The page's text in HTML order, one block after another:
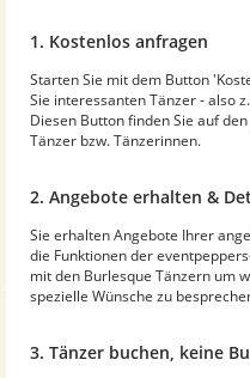
1. Kostenlos anfragen
Starten Sie mit dem Button
Sie interessanten Tänzer - also
Diesen Button finden Sie auf
Tänzer bzw. Tänzerinnen.
2. Angebote erhalten &
Sie erhalten Angebote Ihrer
die Funktionen der
mit den Burlesque Tänzern um
spezielle Wünsche zu
3. Tänzer buchen, keine